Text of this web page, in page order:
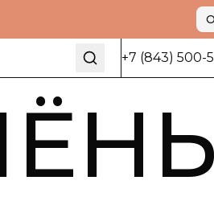
+7 (843) 500-